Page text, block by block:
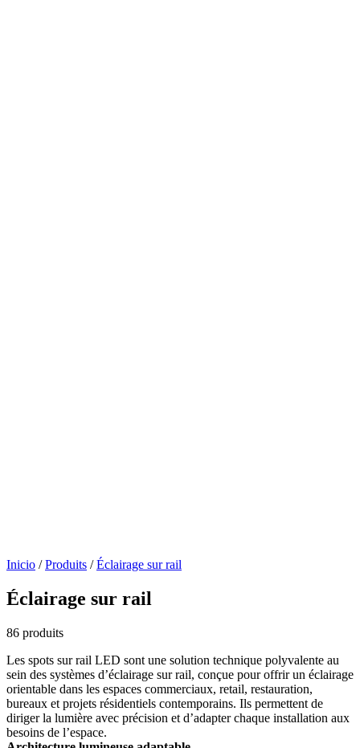
Inicio / Produits / Éclairage sur rail
Éclairage sur rail
86 produits
Les spots sur rail LED sont une solution technique polyvalente au
sein des systèmes d’éclairage sur rail, conçue pour offrir un éclairage
orientable dans les espaces commerciaux, retail, restauration,
bureaux et projets résidentiels contemporains. Ils permettent de
diriger la lumière avec précision et d’adapter chaque installation aux
besoins de l’espace.